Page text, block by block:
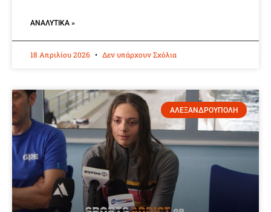
ΑΝΑΛΥΤΙΚΆ »
18 Απριλίου 2026 Δεν υπάρχουν Σχόλια
ΑΛΕΞΑΝΔΡΟΥΠΟΛΗ